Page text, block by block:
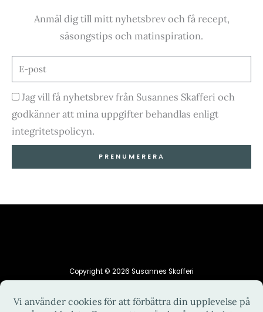
-
m
Anmäl dig till mitt nyhetsbrev och få recept,
säsongstips och matinspiration.
E-
post
Godkännande
Jag vill få nyhetsbrev från Susannes Skafferi och
godkänner att mina uppgifter behandlas enligt
integritetspolicyn.
PRENUMERERA
Copyright © 2026 Susannes Skafferi
HEM INTEGRITETSPOLICY KONTAKT